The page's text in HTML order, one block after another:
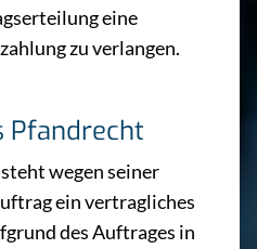
eine
zu verlangen.
Pfandrecht
wegen seiner
ein vertragliches
des Auftrages in